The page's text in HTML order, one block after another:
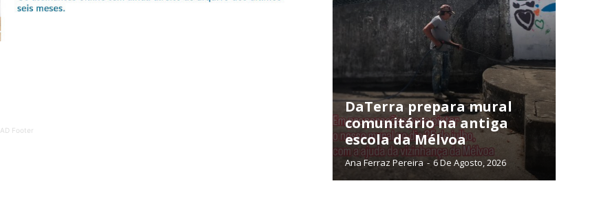
Sendo assinante terá acesso a todos os conteúdos exclusivos e versões digitais.
€
ASSINATURA
DIGITAL ANUAL
AD Footer
DaTerra prepara mural
comunitário na antiga
escola da Mélvoa
Ana Ferraz Pereira - 6 De Agosto, 2026